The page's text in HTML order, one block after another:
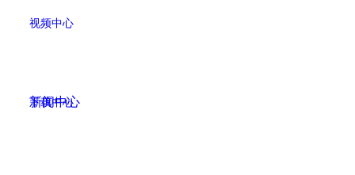
视频中心
下载中心
新闻中心